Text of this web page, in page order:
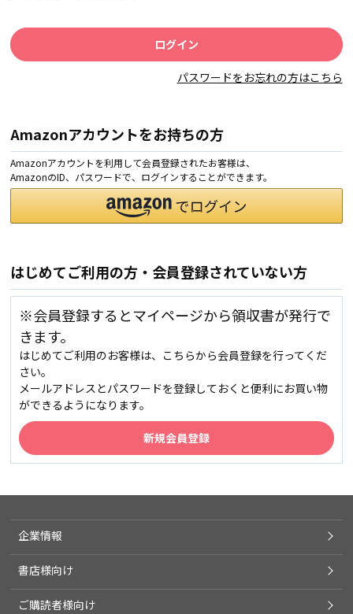
パスワードをお忘れの方はこちら
Amazonアカウントをお持ちの方
Amazonアカウントを利用して会員登録されたお客様は、
AmazonのID、パスワードで、ログインすることができます。
はじめてご利用の方・会員登録されていない方
※会員登録するとマイページから領収書が発行で
きます。
はじめてご利用のお客様は、こちらから会員登録を行ってくだ
さい。
メールアドレスとパスワードを登録しておくと便利にお買い物
ができるようになります。
企業情報
書店様向け
ご購読者様向け